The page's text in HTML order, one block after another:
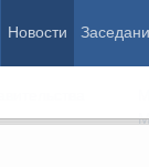
Новости